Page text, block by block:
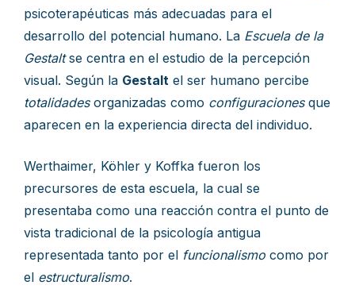
psicoterapéuticas más adecuadas para el
desarrollo del potencial humano. La Escuela de la
Gestaltse centra en el estudio de la percepción
visual. Según la Gestalt el ser humano percibe
totalidades organizadas como configuraciones que
aparecen en la experiencia directa del individuo.
Werthaimer, Köhler y Koffka fueron los
precursores de esta escuela, la cual se
presentaba como una reacción contra el punto de
vista tradicional de la psicología antigua
representada tanto por el funcionalismo como por
el estructuralismo.